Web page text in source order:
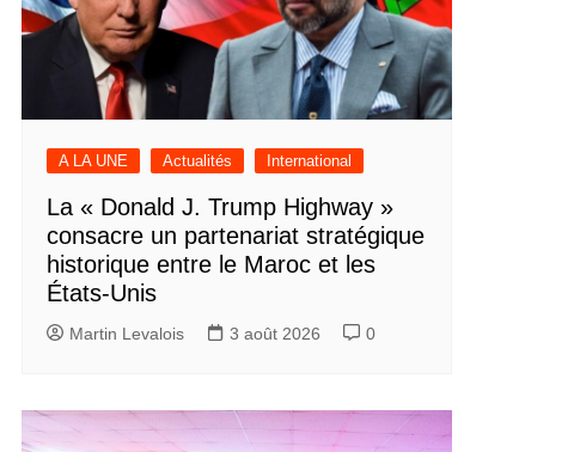
A LA UNE Actualités International
La « Donald J. Trump Highway »
consacre un partenariat stratégique
historique entre le Maroc et les
États-Unis
Martin Levalois 3 août 2026 0